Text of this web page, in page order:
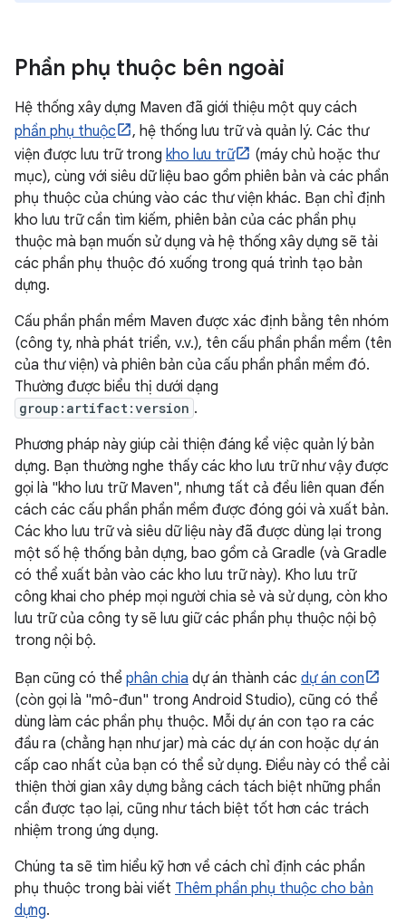
Phần phụ thuộc bên ngoài
Hệ thống xây dựng Maven đã giới thiệu một quy cách
phần phụ thuộc
, hệ thống lưu trữ và quản lý. Các thư
viện được lưu trữ trong kho lưu trữ
(máy chủ hoặc thư
mục), cùng với siêu dữ liệu bao gồm phiên bản và các phần
phụ thuộc của chúng vào các thư viện khác. Bạn chỉ định
kho lưu trữ cần tìm kiếm, phiên bản của các phần phụ
thuộc mà bạn muốn sử dụng và hệ thống xây dựng sẽ tải
các phần phụ thuộc đó xuống trong quá trình tạo bản
dựng.
Cấu phần phần mềm Maven được xác định bằng tên nhóm
(công ty, nhà phát triển, v.v.), tên cấu phần phần mềm (tên
của thư viện) và phiên bản của cấu phần phần mềm đó.
Thường được biểu thị dưới dạng
group:artifact:version .
Phương pháp này giúp cải thiện đáng kể việc quản lý bản
dựng. Bạn thường nghe thấy các kho lưu trữ như vậy được
gọi là "kho lưu trữ Maven", nhưng tất cả đều liên quan đến
cách các cấu phần phần mềm được đóng gói và xuất bản.
Các kho lưu trữ và siêu dữ liệu này đã được dùng lại trong
một số hệ thống bản dựng, bao gồm cả Gradle (và Gradle
có thể xuất bản vào các kho lưu trữ này). Kho lưu trữ
công khai cho phép mọi người chia sẻ và sử dụng, còn kho
lưu trữ của công ty sẽ lưu giữ các phần phụ thuộc nội bộ
trong nội bộ.
Bạn cũng có thể phân chia dự án thành các dự án con
(còn gọi là "mô-đun" trong Android Studio), cũng có thể
dùng làm các phần phụ thuộc. Mỗi dự án con tạo ra các
đầu ra (chẳng hạn như jar) mà các dự án con hoặc dự án
cấp cao nhất của bạn có thể sử dụng. Điều này có thể cải
thiện thời gian xây dựng bằng cách tách biệt những phần
cần được tạo lại, cũng như tách biệt tốt hơn các trách
nhiệm trong ứng dụng.
Chúng ta sẽ tìm hiểu kỹ hơn về cách chỉ định các phần
phụ thuộc trong bài viết Thêm phần phụ thuộc cho bản
dựng.